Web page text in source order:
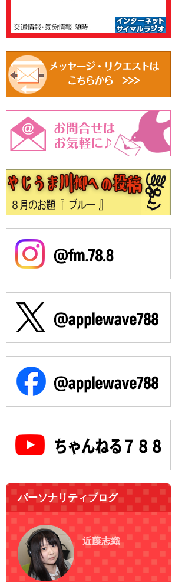
パーソナリティブログ
近藤志織